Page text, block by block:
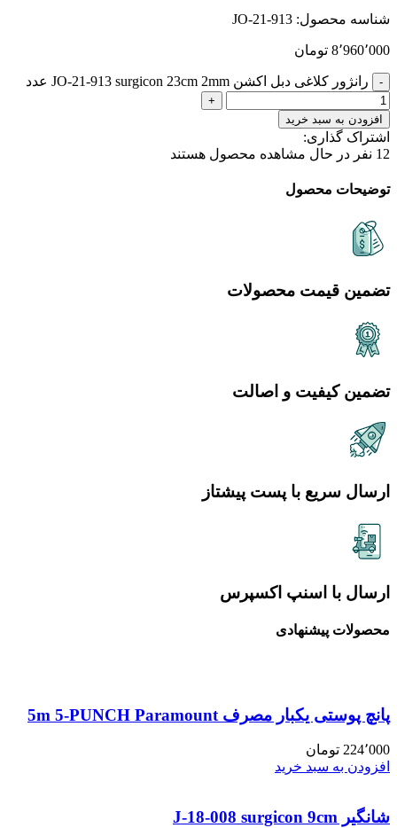
شناسه محصول: JO-21-913
8٬960٬000 تومان
رانژور کلاغی دبل اکشن JO-21-913 surgicon 23cm 2mm عدد
افزودن به سبد خرید
اشتراک گذاری:
12 نفر در حال مشاهده محصول هستند
توضیحات محصول
تضمین قیمت محصولات
تضمین کیفیت و اصالت
ارسال سریع با پست پیشتاز
ارسال با اسنپ اکسپرس
محصولات پیشنهادی
پانچ پوستی یکبار مصرف 5m 5-PUNCH Paramount
224٬000 تومان
افزودن به سبد خرید
شانگیر J-18-008 surgicon 9cm